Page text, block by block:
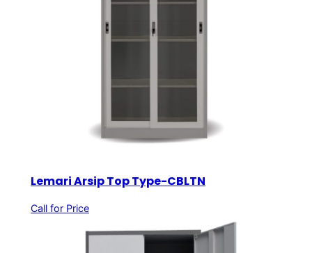
Lemari Arsip Top Type-CBLTN
Call for Price